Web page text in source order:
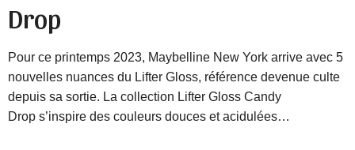
Drop
Pour ce printemps 2023, Maybelline New York arrive avec 5
nouvelles nuances du Lifter Gloss, référence devenue culte
depuis sa sortie. La collection Lifter Gloss Candy
Drop s’inspire des couleurs douces et acidulées…